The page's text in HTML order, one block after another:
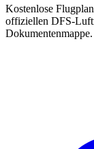
Kostenlose
offiziellen DFS-
Dokumentenmappe.